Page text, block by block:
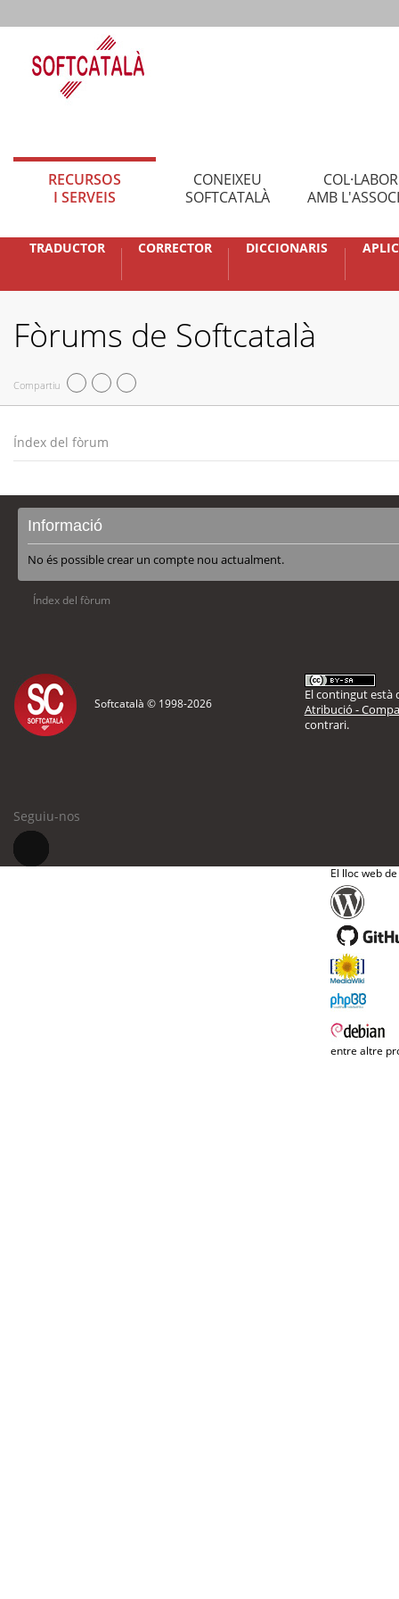
RECURSOS
I SERVEIS
CONEIXEU
SOFTCATALÀ
AMB
TRADUCTOR CORRECTOR DICCIONARIS
Fòrums de Softcatalà
Compartiu
Índex del fòrum
Informació
No és possible crear un compte nou actualment.
Índex del fòrum
Softcatalà © 1998-2026
El contingut està
Atribució -
contrari.
Seguiu-nos
El lloc web
entre altre